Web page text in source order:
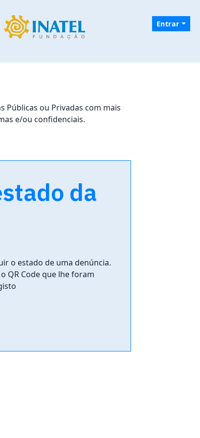
Entrar
Públicas ou Privadas com mais
e/ou confidenciais.
da
o estado de uma denúncia.
QR Code que lhe foram